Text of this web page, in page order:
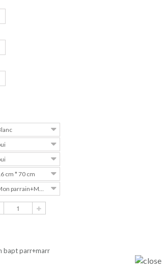
cm * 70 cm
parrain+Ma marraine
bapt parr+marr